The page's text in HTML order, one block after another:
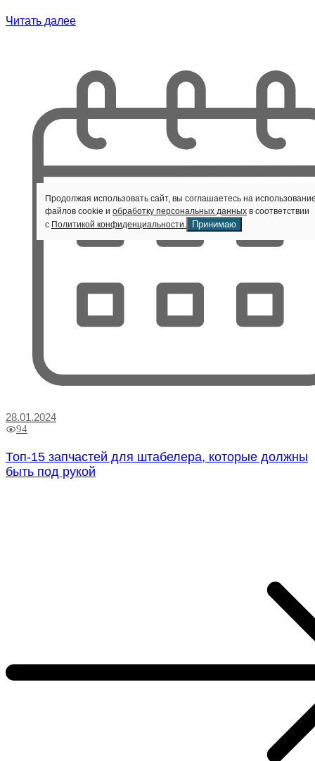
Читать далее
28.01.2024
94
Топ-15 запчастей для штабелера, которые должны
быть под рукой
Продолжая использовать сайт, вы соглашаетесь на
файлов cookie и обработку персональных данных в соответствии
с Политикой конфиденциальности. Принимаю